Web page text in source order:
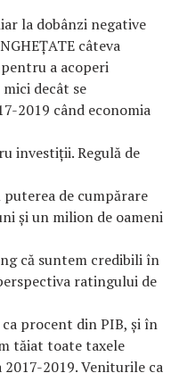
la dobânzi negative
câteva
a acoperi
decât se
2019 când economia
investiții. Regulă de
puterea de cumpărare
și un milion de oameni
că suntem credibili în
ratingului de
procent din PIB, și în
tăiat toate taxele
2017-2019. Veniturile ca